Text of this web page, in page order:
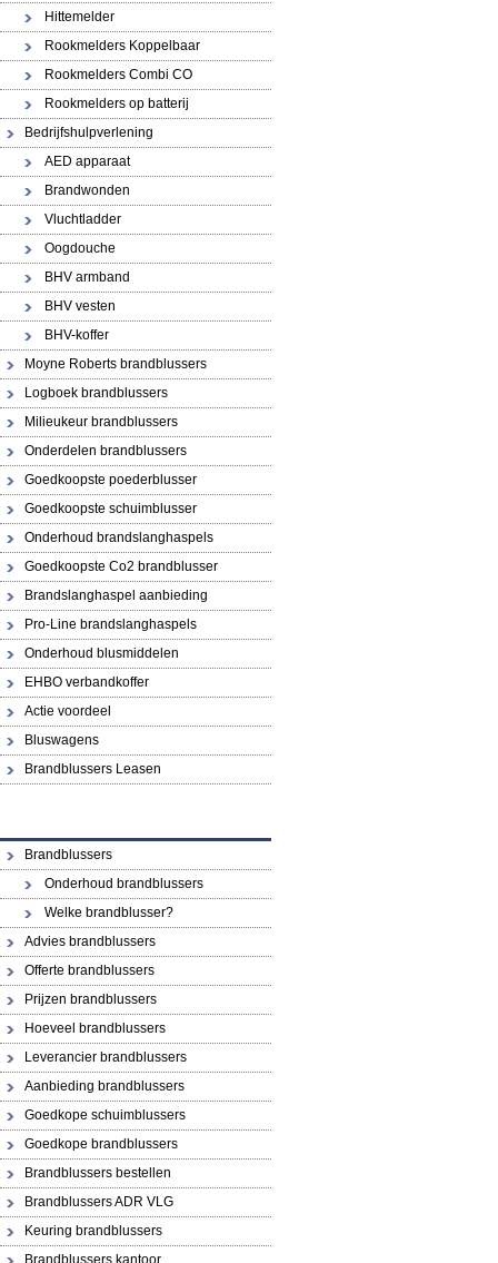
Hittemelder
Rookmelders Koppelbaar
Rookmelders Combi CO
Rookmelders op batterij
Bedrijfshulpverlening
AED apparaat
Brandwonden
Vluchtladder
Oogdouche
BHV armband
BHV vesten
BHV-koffer
Moyne Roberts brandblussers
Logboek brandblussers
Milieukeur brandblussers
Onderdelen brandblussers
Goedkoopste poederblusser
Goedkoopste schuimblusser
Onderhoud brandslanghaspels
Goedkoopste Co2 brandblusser
Brandslanghaspel aanbieding
Pro-Line brandslanghaspels
Onderhoud blusmiddelen
EHBO verbandkoffer
Actie voordeel
Bluswagens
Brandblussers Leasen
Brandblussers
Onderhoud brandblussers
Welke brandblusser?
Advies brandblussers
Offerte brandblussers
Prijzen brandblussers
Hoeveel brandblussers
Leverancier brandblussers
Aanbieding brandblussers
Goedkope schuimblussers
Goedkope brandblussers
Brandblussers bestellen
Brandblussers ADR VLG
Keuring brandblussers
Brandblussers kantoor